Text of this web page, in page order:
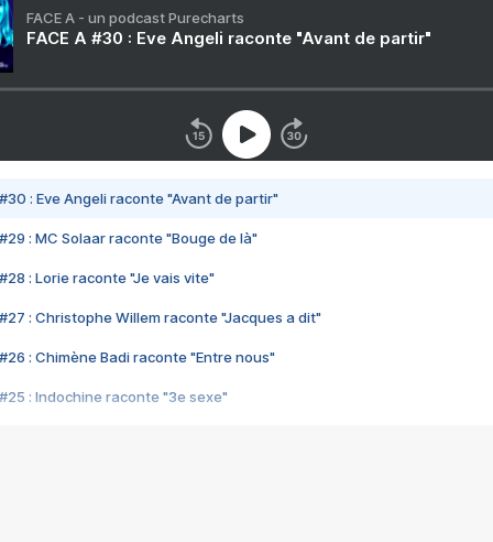
FACE A - un podcast Purecharts
FACE A #30 : Eve Angeli raconte "Avant de partir"
#30 : Eve Angeli raconte "Avant de partir"
#29 : MC Solaar raconte "Bouge de là"
#28 : Lorie raconte "Je vais vite"
#27 : Christophe Willem raconte "Jacques a dit"
#26 : Chimène Badi raconte "Entre nous"
#25 : Indochine raconte "3e sexe"